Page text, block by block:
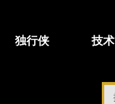
独行侠 技术
搜